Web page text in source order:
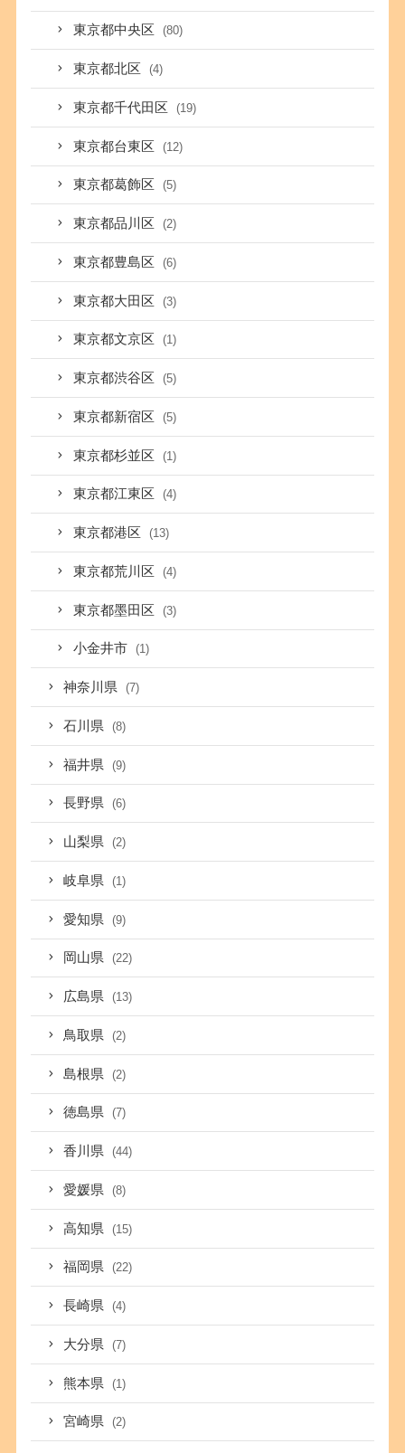
東京都中央区 (80)
東京都北区 (4)
東京都千代田区 (19)
東京都台東区 (12)
東京都葛飾区 (5)
東京都品川区 (2)
東京都豊島区 (6)
東京都大田区 (3)
東京都文京区 (1)
東京都渋谷区 (5)
東京都新宿区 (5)
東京都杉並区 (1)
東京都江東区 (4)
東京都港区 (13)
東京都荒川区 (4)
東京都墨田区 (3)
小金井市 (1)
神奈川県 (7)
石川県 (8)
福井県 (9)
長野県 (6)
山梨県 (2)
岐阜県 (1)
愛知県 (9)
岡山県 (22)
広島県 (13)
鳥取県 (2)
島根県 (2)
徳島県 (7)
香川県 (44)
愛媛県 (8)
高知県 (15)
福岡県 (22)
長崎県 (4)
大分県 (7)
熊本県 (1)
宮崎県 (2)